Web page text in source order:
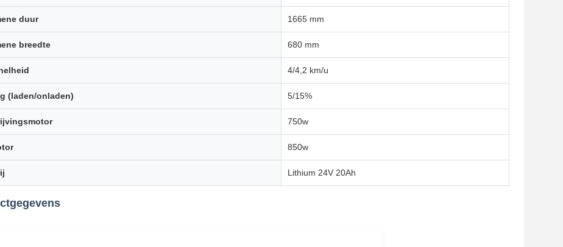
duur 1665 mm
breedte 680 mm
4/4,2 km/u
(laden/onladen) 5/15%
750w
850w
Lithium 24V 20Ah